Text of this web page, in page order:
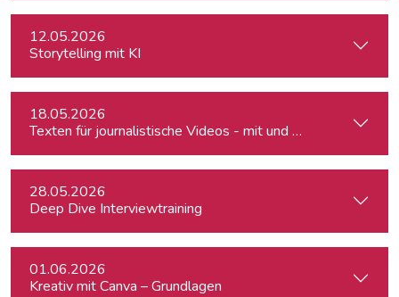
12.05.2026
Storytelling mit KI
18.05.2026
Texten für journalistische Videos - mit und ohne KI
28.05.2026
Deep Dive Interviewtraining
01.06.2026
Kreativ mit Canva – Grundlagen